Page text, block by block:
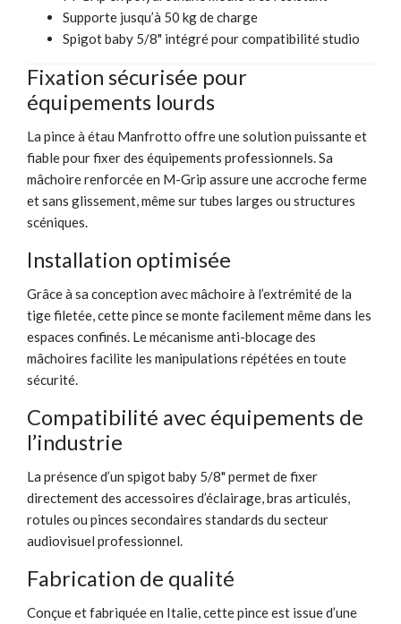
Supporte jusqu’à 50 kg de charge
Spigot baby 5/8" intégré pour compatibilité studio
Fixation sécurisée pour
équipements lourds
La pince à étau Manfrotto offre une solution puissante et
fiable pour fixer des équipements professionnels. Sa
mâchoire renforcée en M-Grip assure une accroche ferme
et sans glissement, même sur tubes larges ou structures
scéniques.
Installation optimisée
Grâce à sa conception avec mâchoire à l’extrémité de la
tige filetée, cette pince se monte facilement même dans les
espaces confinés. Le mécanisme anti-blocage des
mâchoires facilite les manipulations répétées en toute
sécurité.
Compatibilité avec équipements de
l’industrie
La présence d’un spigot baby 5/8" permet de fixer
directement des accessoires d’éclairage, bras articulés,
rotules ou pinces secondaires standards du secteur
audiovisuel professionnel.
Fabrication de qualité
Conçue et fabriquée en Italie, cette pince est issue d’une